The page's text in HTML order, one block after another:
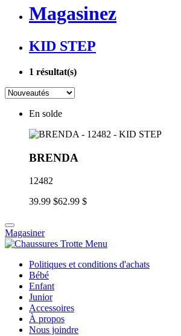
Magasinez
KID STEP
1 résultat(s)
En solde
BRENDA
12482
39.99 $62.99 $
Magasiner
Politiques et conditions d'achats
Bébé
Enfant
Junior
Accessoires
À propos
Nous joindre